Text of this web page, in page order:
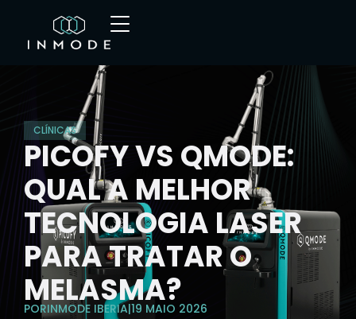
CLÍNICAS
PICOFY VS QMODE:
QUAL A MELHOR
TECNOLOGIA LASER
PARA TRATAR O
MELASMA?
PORINMODE IBERIA|19 MAIO 2026